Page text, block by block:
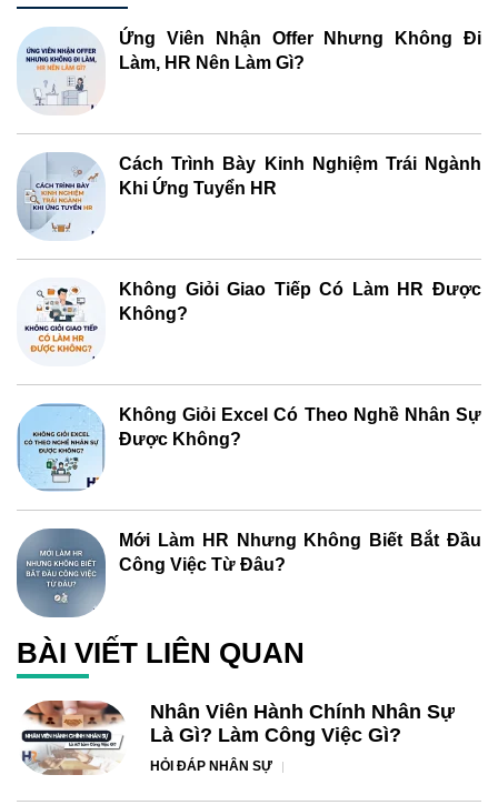
Ứng Viên Nhận Offer Nhưng Không Đi
Làm, HR Nên Làm Gì?
Cách Trình Bày Kinh Nghiệm Trái Ngành
Khi Ứng Tuyển HR
Không Giỏi Giao Tiếp Có Làm HR Được
Không?
Không Giỏi Excel Có Theo Nghề Nhân Sự
Được Không?
Mới Làm HR Nhưng Không Biết Bắt Đầu
Công Việc Từ Đâu?
BÀI VIẾT LIÊN QUAN
Nhân Viên Hành Chính Nhân Sự
Là Gì? Làm Công Việc Gì?
HỎI ĐÁP NHÂN SỰ